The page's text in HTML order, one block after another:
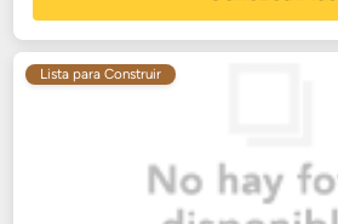
Lista para Construir